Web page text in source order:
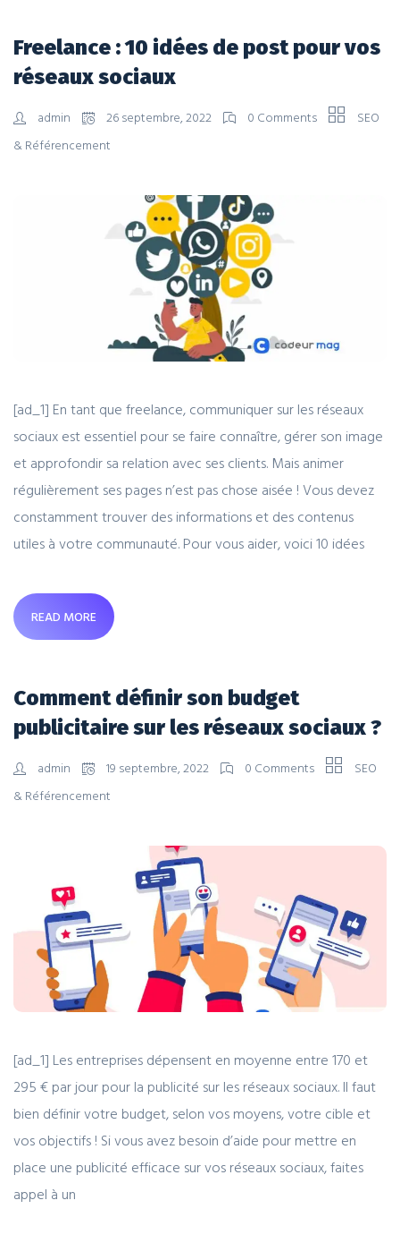
Freelance : 10 idées de post pour vos
réseaux sociaux
admin 26 septembre, 2022 0 Comments
SEO
& Référencement
[ad_1] En tant que freelance, communiquer sur les réseaux
sociaux est essentiel pour se faire connaître, gérer son image
et approfondir sa relation avec ses clients. Mais animer
régulièrement ses pages n’est pas chose aisée ! Vous devez
constamment trouver des informations et des contenus
utiles à votre communauté. Pour vous aider, voici 10 idées
READ MORE
Comment définir son budget
publicitaire sur les réseaux sociaux ?
admin 19 septembre, 2022 0 Comments
SEO
& Référencement
[ad_1] Les entreprises dépensent en moyenne entre 170 et
295 € par jour pour la publicité sur les réseaux sociaux. Il faut
bien définir votre budget, selon vos moyens, votre cible et
vos objectifs ! Si vous avez besoin d’aide pour mettre en
place une publicité efficace sur vos réseaux sociaux, faites
appel à un